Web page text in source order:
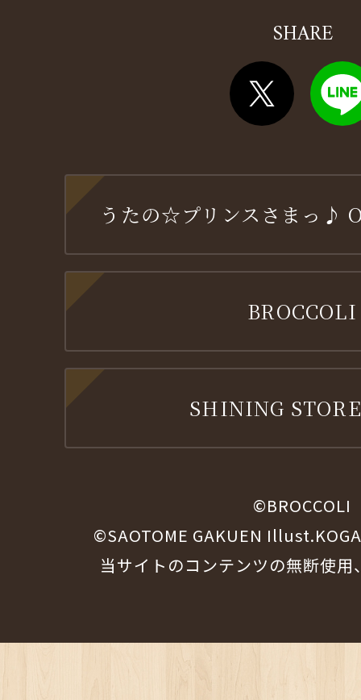
SHARE
うたの☆プリンスさまっ♪
BROCCOLI
SHINING
©BROCCOLI
©SAOTOME GAKUEN
当サイトのコンテンツの無断使用